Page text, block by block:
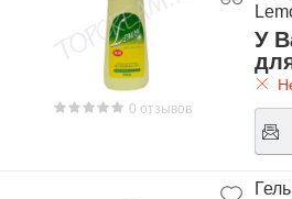
0 отзывов
У